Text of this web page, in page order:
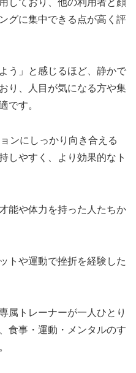
グに集中できる点が高く評
う」と感じるほど、静かで
り、人目が気になる方や集
です。
ンにしっかり向き合える
しやすく、より効果的なト
能や体力を持った人たちか
トや運動で挫折を経験した
属トレーナーが一人ひとり
食事・運動・メンタルのす